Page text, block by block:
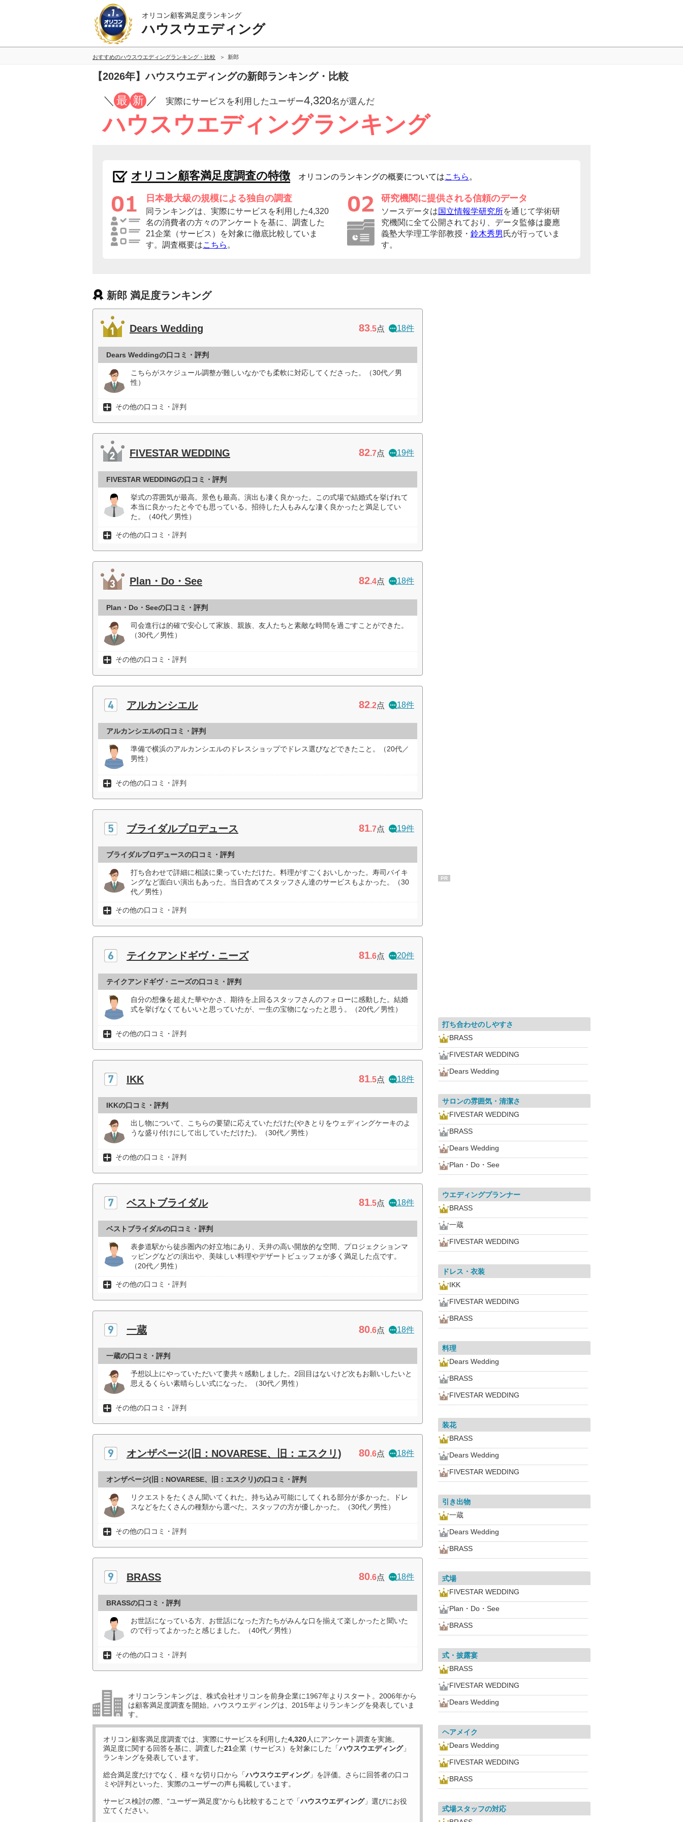
オリコン顧客満足度ランキング
ハウスウエディング
おすすめのハウスウエディングランキング・比較 新郎
【2026年】ハウスウエディングの新郎ランキング・比較
／ 最 新 ／ 実際にサービスを利用したユーザー4,320名が選んだ
ハウスウエディングランキング
オリコン顧客満足度調査の特徴 オリコンのランキングの概要についてはこちら 。
日本最大級の規模による独自の調査
同ランキングは、実際にサービスを利用した4,320
名の消費者の方々のアンケートを基に、調査した
21企業（サービス）を対象に徹底比較していま
す。調査概要はこちら 。
研究機関に提供される信頼のデータ
ソースデータは国立情報学研究所を通じて学術研
究機関に全て公開されており、データ監修は慶應
義塾大学理工学部教授・ 鈴木秀男 氏が行っていま
す。
新郎 満足度ランキング
Dears Wedding 83.5点 18件
Dears Weddingの口コミ・評判
こちらがスケジュール調整が難しいなかでも柔軟に対応してくださった。（30代／男
性）
その他の口コミ・評判
FIVESTAR WEDDING 82.7点 19件
FIVESTAR WEDDINGの口コミ・評判
挙式の雰囲気が最高。景色も最高。演出も凄く良かった。この式場で結婚式を挙げれて
本当に良かったと今でも思っている。招待した人もみんな凄く良かったと満足してい
た。（40代／男性）
その他の口コミ・評判
Plan・Do・See 82.4点 18件
Plan・Do・Seeの口コミ・評判
司会進行は的確で安心して家族、親族、友人たちと素敵な時間を過ごすことができた。
（30代／男性）
その他の口コミ・評判
アルカンシエル 82.2点 18件
アルカンシエルの口コミ・評判
準備で横浜のアルカンシエルのドレスショップでドレス選びなどできたこと。（20代／
男性）
その他の口コミ・評判
ブライダルプロデュース 81.7点 19件
ブライダルプロデュースの口コミ・評判
打ち合わせで詳細に相談に乗っていただけた。料理がすごくおいしかった。寿司バイキ
ングなど面白い演出もあった。当日含めてスタッフさん達のサービスもよかった。（30
代／男性）
その他の口コミ・評判
テイクアンドギヴ・ニーズ 81.6点 20件
テイクアンドギヴ・ニーズの口コミ・評判
自分の想像を超えた華やかさ、期待を上回るスタッフさんのフォローに感動した。結婚
式を挙げなくてもいいと思っていたが、一生の宝物になったと思う。（20代／男性）
その他の口コミ・評判
IKK 81.5点 18件
IKKの口コミ・評判
出し物について、こちらの要望に応えていただけた(やきとりをウェディングケーキのよ
うな盛り付けにして出していただけた)。（30代／男性）
その他の口コミ・評判
ベストブライダル 81.5点 18件
ベストブライダルの口コミ・評判
表参道駅から徒歩圏内の好立地にあり、天井の高い開放的な空間、プロジェクションマ
ッピングなどの演出や、美味しい料理やデザートビュッフェが多く満足した点です。
（20代／男性）
その他の口コミ・評判
一蔵 80.6点 18件
一蔵の口コミ・評判
予想以上にやっていただいて妻共々感動しました。2回目はないけど次もお願いしたいと
思えるくらい素晴らしい式になった。（30代／男性）
その他の口コミ・評判
オンザページ(旧：NOVARESE、旧：エスクリ) 80.6点 18件
オンザページ(旧：NOVARESE、旧：エスクリ)の口コミ・評判
リクエストをたくさん聞いてくれた。持ち込み可能にしてくれる部分が多かった。ドレ
スなどをたくさんの種類から選べた。スタッフの方が優しかった。（30代／男性）
その他の口コミ・評判
BRASS 80.6点 18件
BRASSの口コミ・評判
お世話になっている方、お世話になった方たちがみんな口を揃えて楽しかったと聞いた
ので行ってよかったと感じました。（40代／男性）
その他の口コミ・評判
オリコンランキングは、株式会社オリコンを前身企業に1967年よりスタート。2006年から
は顧客満足度調査を開始。ハウスウエディングは、2015年よりランキングを発表していま
す。
オリコン顧客満足度調査では、実際にサービスを利用した4,320人にアンケート調査を実施。
満足度に関する回答を基に、調査した21企業（サービス）を対象にした「ハウスウエディング」
ランキングを発表しています。
総合満足度だけでなく、様々な切り口から「ハウスウエディング」を評価。さらに回答者の口コ
ミや評判といった、実際のユーザーの声も掲載しています。
サービス検討の際、“ユーザー満足度”からも比較することで「ハウスウエディング」選びにお役
立てください。
PR
打ち合わせのしやすさ
BRASS
FIVESTAR WEDDING
Dears Wedding
サロンの雰囲気・清潔さ
FIVESTAR WEDDING
BRASS
Dears Wedding
Plan・Do・See
ウエディングプランナー
BRASS
一蔵
FIVESTAR WEDDING
ドレス・衣装
IKK
FIVESTAR WEDDING
BRASS
料理
Dears Wedding
BRASS
FIVESTAR WEDDING
装花
BRASS
Dears Wedding
FIVESTAR WEDDING
引き出物
一蔵
Dears Wedding
BRASS
式場
FIVESTAR WEDDING
Plan・Do・See
BRASS
式・披露宴
BRASS
FIVESTAR WEDDING
Dears Wedding
ヘアメイク
Dears Wedding
FIVESTAR WEDDING
BRASS
式場スタッフの対応